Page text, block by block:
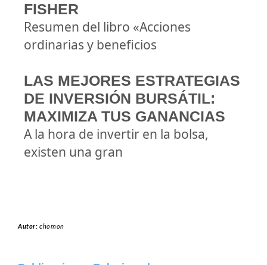
FISHER
Resumen del libro «Acciones
ordinarias y beneficios
LAS MEJORES ESTRATEGIAS
DE INVERSIÓN BURSÁTIL:
MAXIMIZA TUS GANANCIAS
A la hora de invertir en la bolsa,
existen una gran
Autor:chomon